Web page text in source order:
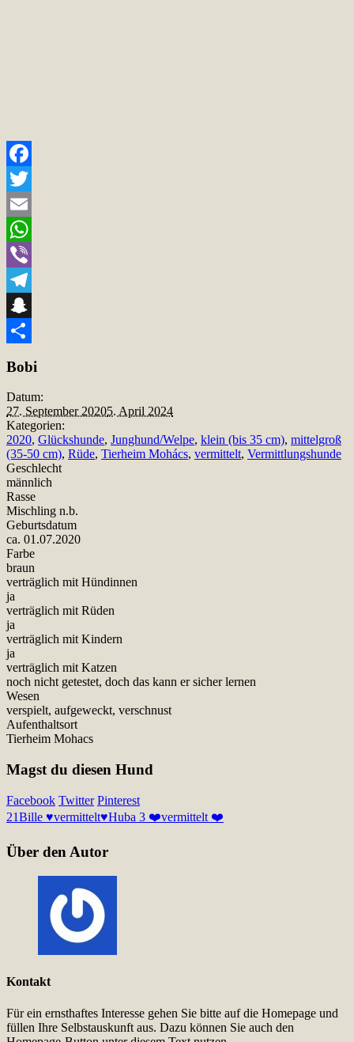
Facebook
Twitter
Email
WhatsApp
Viber
Telegram
Snapchat
Bobi
Datum:
27. September 20205. April 2024
Kategorien:
2020, Glückshunde, Junghund/Welpe, klein (bis 35 cm), mittelgroß
(35-50 cm), Rüde, Tierheim Mohács, vermittelt, Vermittlungshunde
Geschlecht
männlich
Rasse
Mischling n.b.
Geburtsdatum
ca. 01.07.2020
Farbe
braun
verträglich mit Hündinnen
ja
verträglich mit Rüden
ja
verträglich mit Kindern
ja
verträglich mit Katzen
noch nicht getestet, doch das kann er sicher lernen
Wesen
verspielt, aufgeweckt, verschnust
Aufenthaltsort
Tierheim Mohacs
Magst du diesen Hund
Facebook Twitter Pinterest
21Bille ♥vermittelt♥Huba 3 ❤️vermittelt ❤️
Über den Autor
Kontakt
Für ein ernsthaftes Interesse gehen Sie bitte auf die Homepage und
füllen Ihre Selbstauskunft aus. Dazu können Sie auch den